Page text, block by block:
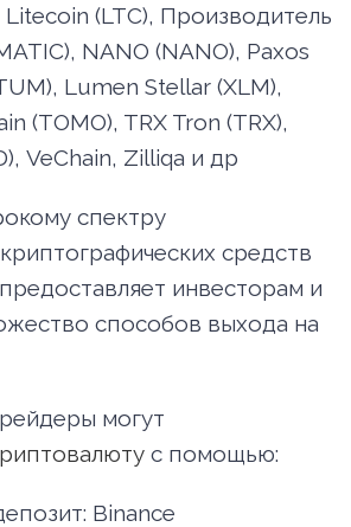
Litecoin (LTC), Производитель
NANO (NANO), Paxos
Lumen Stellar (XLM),
(TOMO), TRX Tron (TRX),
VeChain, Zilliqa и др
спектру
средств
инвесторам и
способов выхода на
могут
с помощью:
Binance